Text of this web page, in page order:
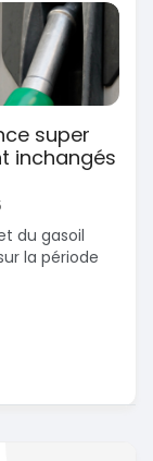
super
inchangés
du gasoil
la période